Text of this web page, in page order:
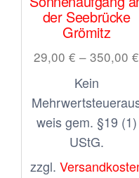
der Seebrücke
Grömitz
29,00€ –350,00€
Kein
weis gem. §19 (1)
UStG.
zzgl.